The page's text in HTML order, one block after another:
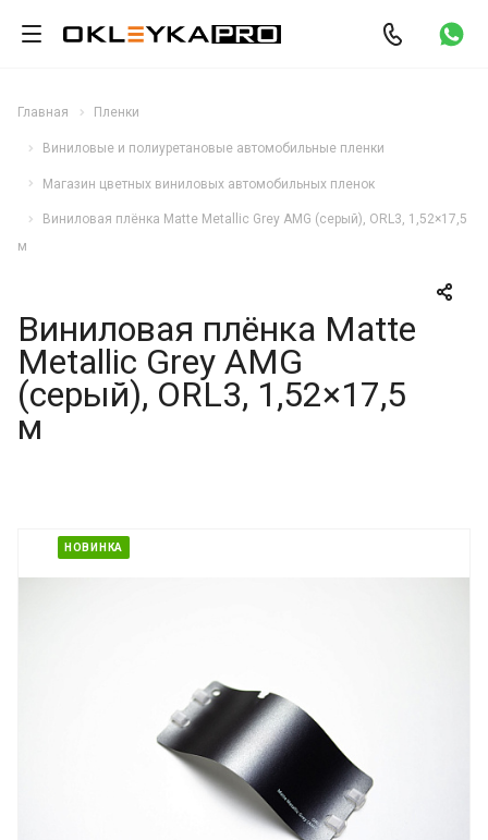
Главная Пленки
Виниловые и полиуретановые автомобильные пленки
Магазин цветных виниловых автомобильных пленок
Виниловая плёнка Matte Metallic Grey AMG (серый), ORL3, 1,52×17,5
м
Виниловая плёнка Matte
Metallic Grey AMG
(серый), ORL3, 1,52×17,5
м
НОВИНКА